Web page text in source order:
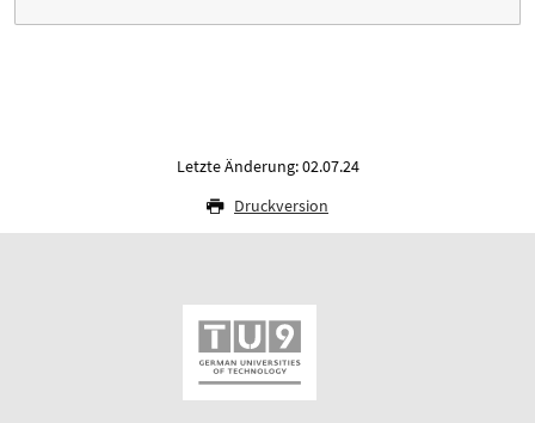
Letzte Änderung: 02.07.24
Druckversion